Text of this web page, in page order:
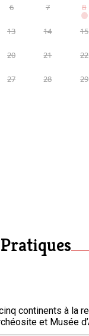
6 7 8
13 14 15
20 21 22
27 28 29
continents à la
et Musée